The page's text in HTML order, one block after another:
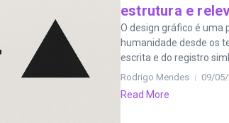
estrutura e
O design gráfico é uma
humanidade desde os
escrita e do registro
Rodrigo Mendes 09/
Read More